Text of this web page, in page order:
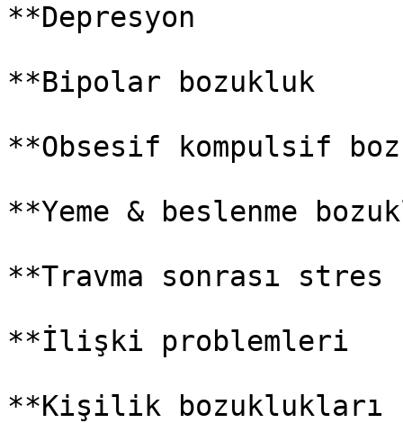
**Depresyon
**Bipolar bozukluk
**Obsesif kompulsif
**Yeme & beslenme
**Travma sonrası stres
**İlişki problemleri
**Kişilik bozuklukları